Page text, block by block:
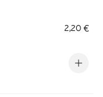
2,20 €